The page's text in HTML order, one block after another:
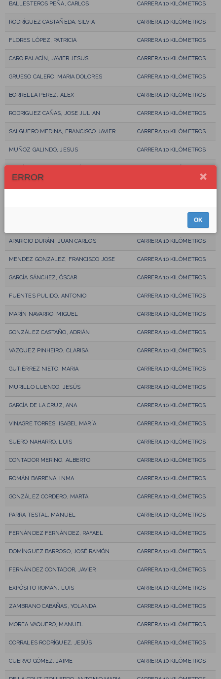
BALLESTEROS PEÑA, CARLOS CARRERA 10 KILÓMETROS
RODRÍGUEZ CASTAÑEDA, SILVIA CARRERA 10 KILÓMETROS
FLORES LÓPEZ, PATRICIA CARRERA 10 KILÓMETROS
CARO PALACÍN, JAVIER JESUS CARRERA 10 KILÓMETROS
GRUESO CALERO, MARIA DOLORES CARRERA 10 KILÓMETROS
BORRELLA PEREZ, ALEX CARRERA 10 KILÓMETROS
RODRIGUEZ CAÑAS, JOSE JULIAN CARRERA 10 KILÓMETROS
SALGUERO MEDINA, FRANCISCO JAVIER CARRERA 10 KILÓMETROS
MUÑOZ GALINDO, JESUS CARRERA 10 KILÓMETROS
CARRERA 10 KILÓMETROS
APARICIO DURÁN, JUAN CARLOS CARRERA 10 KILÓMETROS
MENDEZ GONZALEZ, FRANCISCO JOSE CARRERA 10 KILÓMETROS
GARCÍA SÁNCHEZ, ÓSCAR CARRERA 10 KILÓMETROS
FUENTES PULIDO, ANTONIO CARRERA 10 KILÓMETROS
MARÍN NAVARRO, MIGUEL CARRERA 10 KILÓMETROS
GONZÁLEZ CASTAÑO, ADRIÁN CARRERA 10 KILÓMETROS
VAZQUEZ PINHEIRO, CLARISA CARRERA 10 KILÓMETROS
GUTIÉRREZ NIETO, MARIA CARRERA 10 KILÓMETROS
MURILLO LUENGO, JESÚS CARRERA 10 KILÓMETROS
GARCÍA DE LA CRUZ, ANA CARRERA 10 KILÓMETROS
VINAGRE TORRES, ISABEL MARÍA CARRERA 10 KILÓMETROS
SUERO NAHARRO, LUIS CARRERA 10 KILÓMETROS
CONTADOR MERINO, ALBERTO CARRERA 10 KILÓMETROS
ROMÁN BARRENA, INMA CARRERA 10 KILÓMETROS
GONZÁLEZ CORDERO, MARTA CARRERA 10 KILÓMETROS
PARRA TESTAL, MANUEL CARRERA 10 KILÓMETROS
FERNÁNDEZ FERNÁNDEZ, RAFAEL CARRERA 10 KILÓMETROS
DOMÍNGUEZ BARROSO, JOSÉ RAMÓN CARRERA 10 KILÓMETROS
FERNÁNDEZ CONTADOR, JAVIER CARRERA 10 KILÓMETROS
EXPÓSITO ROMÁN, LUIS CARRERA 10 KILÓMETROS
ZAMBRANO CABAÑAS, YOLANDA CARRERA 10 KILÓMETROS
MOREA VAQUERO, MANUEL CARRERA 10 KILÓMETROS
CORRALES RODRÍGUEZ, JESÚS CARRERA 10 KILÓMETROS
CUERVO GÓMEZ, JAIME CARRERA 10 KILÓMETROS
ERROR
OK